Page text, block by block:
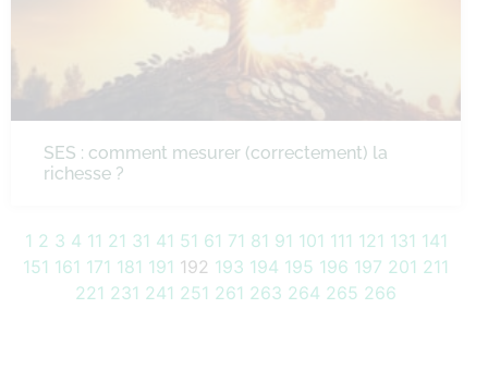
SES : comment mesurer (correctement) la
richesse ?
1 2 3 4 11 21 31 41 51 61 71 81 91 101 111 121 131 141
151 161 171 181 191 192 193 194 195 196 197 201 211
221 231 241 251 261 263 264 265 266